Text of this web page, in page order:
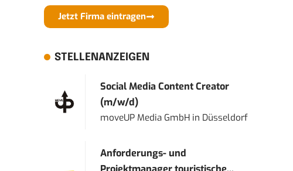
Jetzt Firma eintragen
STELLENANZEIGEN
Social Media Content Creator
(m/w/d)
moveUP Media GmbH in Düsseldorf
Anforderungs- und